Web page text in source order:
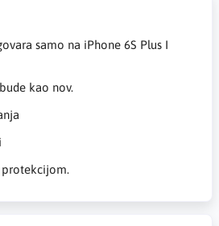
samo na iPhone 6S Plus I
kao nov.